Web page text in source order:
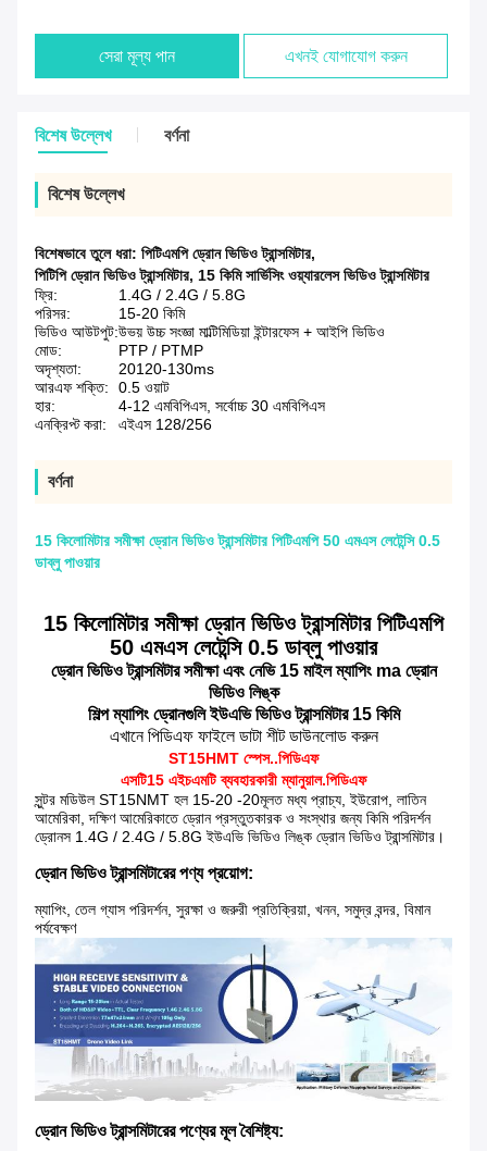
সেরা মূল্য পান এখনই যোগাযোগ করুন
বিশেষ উল্লেখ বর্ণনা
বিশেষ উল্লেখ
বিশেষভাবে তুলে ধরা: পিটিএমপি ড্রোন ভিডিও ট্রান্সমিটার,
পিটিপি ড্রোন ভিডিও ট্রান্সমিটার, 15 কিমি সার্ভিসিং ওয়্যারলেস ভিডিও ট্রান্সমিটার
ফ্রি:
1.4G / 2.4G / 5.8G
পরিসর:
15-20 কিমি
ভিডিও আউটপুট:উভয় উচ্চ সংজ্ঞা মাল্টিমিডিয়া ইন্টারফেস + আইপি ভিডিও
মোড:
PTP / PTMP
অদৃশ্যতা:
20120-130ms
আরএফ শক্তি:
0.5 ওয়াট
হার:
4-12 এমবিপিএস, সর্বোচ্চ 30 এমবিপিএস
এনক্রিপ্ট করা:
এইএস 128/256
বর্ণনা
15 কিলোমিটার সমীক্ষা ড্রোন ভিডিও ট্রান্সমিটার পিটিএমপি 50 এমএস লেটেন্সি 0.5
ডাব্লু পাওয়ার
15 কিলোমিটার সমীক্ষা ড্রোন ভিডিও ট্রান্সমিটার পিটিএমপি
50 এমএস লেটেন্সি 0.5 ডাব্লু পাওয়ার
ড্রোন ভিডিও ট্রান্সমিটার সমীক্ষা এবং নেভি 15 মাইল ম্যাপিং ma ড্রোন
ভিডিও লিঙ্ক
শিল্প ম্যাপিং ড্রোনগুলি ইউএভি ভিডিও ট্রান্সমিটার 15 কিমি
এখানে পিডিএফ ফাইলে ডাটা শীট ডাউনলোড করুন
ST15HMT স্পেস..পিডিএফ
এসটি15 এইচএমটিব্যবহারকারী ম্যানুয়াল.পিডিএফ
সুন্টর মডিউল ST15NMT হল 15-20 -20মূলত মধ্য প্রাচ্য, ইউরোপ, লাতিন
আমেরিকা, দক্ষিণ আমেরিকাতে ড্রোন প্রস্তুতকারক ও সংস্থার জন্য কিমি পরিদর্শন
ড্রোনস 1.4G / 2.4G / 5.8G ইউএভি ভিডিও লিঙ্ক ড্রোন ভিডিও ট্রান্সমিটার।
ড্রোন ভিডিও ট্রান্সমিটারের পণ্য প্রয়োগ:
ম্যাপিং, তেল গ্যাস পরিদর্শন, সুরক্ষা ও জরুরী প্রতিক্রিয়া, খনন, সমুদ্র বন্দর, বিমান
পর্যবেক্ষণ
ড্রোন ভিডিও ট্রান্সমিটারের পণ্যের মূল বৈশিষ্ট্য: